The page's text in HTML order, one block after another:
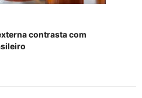
contrasta com